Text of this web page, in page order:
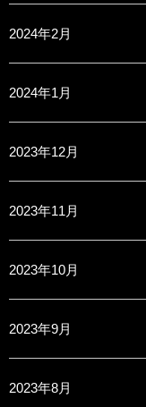
2024年2月
2024年1月
2023年12月
2023年11月
2023年10月
2023年9月
2023年8月